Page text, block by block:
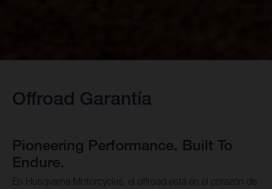
Offroad Garantía
Pioneering Performance. Built To
Endure.
En Husqvarna Motorcycles, el offroad está en el corazón de